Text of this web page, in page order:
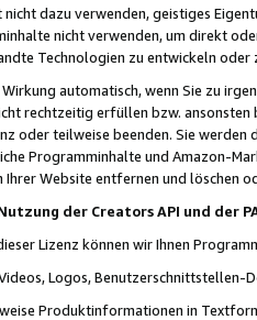
dazu verwenden, geistiges
nicht verwenden, um direkt
Technologien zu entwickeln
automatisch, wenn Sie zu
rechtzeitig erfüllen bzw. ansonsten
oder teilweise beenden. Sie werden
Programminhalte und Amazon-
Website entfernen und löschen
der Creators API und der
Lizenz können wir Ihnen
Logos, Benutzerschnittstellen-
Produktinformationen in